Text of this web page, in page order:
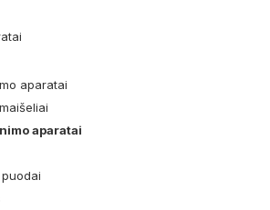
aparatai
aparatai